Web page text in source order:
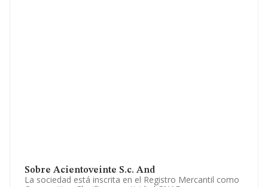
Sobre Acientoveinte S.c. And
La sociedad está inscrita en el Registro Mercantil como